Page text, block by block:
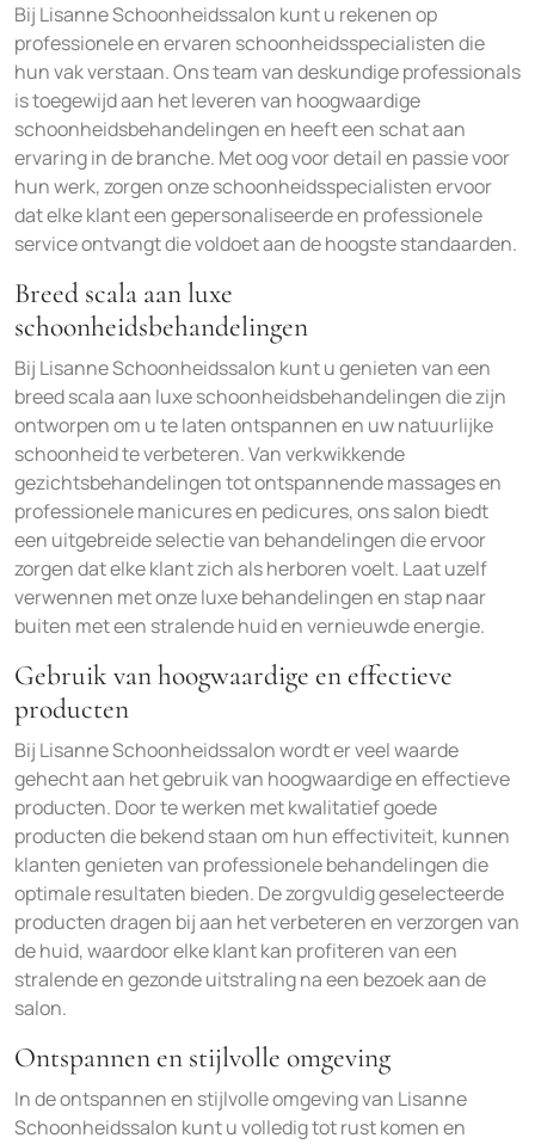
Bij Lisanne Schoonheidssalon kunt u rekenen op
professionele en ervaren schoonheidsspecialisten die
hun vak verstaan. Ons team van deskundige professionals
is toegewijd aan het leveren van hoogwaardige
schoonheidsbehandelingen en heeft een schat aan
ervaring in de branche. Met oog voor detail en passie voor
hun werk, zorgen onze schoonheidsspecialisten ervoor
dat elke klant een gepersonaliseerde en professionele
service ontvangt die voldoet aan de hoogste standaarden.
Breed scala aan luxe
schoonheidsbehandelingen
Bij Lisanne Schoonheidssalon kunt u genieten van een
breed scala aan luxe schoonheidsbehandelingen die zijn
ontworpen om u te laten ontspannen en uw natuurlijke
schoonheid te verbeteren. Van verkwikkende
gezichtsbehandelingen tot ontspannende massages en
professionele manicures en pedicures, ons salon biedt
een uitgebreide selectie van behandelingen die ervoor
zorgen dat elke klant zich als herboren voelt. Laat uzelf
verwennen met onze luxe behandelingen en stap naar
buiten met een stralende huid en vernieuwde energie.
Gebruik van hoogwaardige en effectieve
producten
Bij Lisanne Schoonheidssalon wordt er veel waarde
gehecht aan het gebruik van hoogwaardige en effectieve
producten. Door te werken met kwalitatief goede
producten die bekend staan om hun effectiviteit, kunnen
klanten genieten van professionele behandelingen die
optimale resultaten bieden. De zorgvuldig geselecteerde
producten dragen bij aan het verbeteren en verzorgen van
de huid, waardoor elke klant kan profiteren van een
stralende en gezonde uitstraling na een bezoek aan de
salon.
Ontspannen en stijlvolle omgeving
In de ontspannen en stijlvolle omgeving van Lisanne
Schoonheidssalon kunt u volledig tot rust komen en